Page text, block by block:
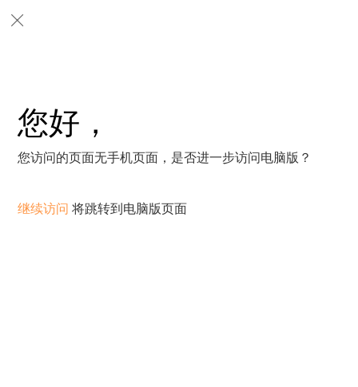
您好，
您访问的页面无手机页面，是否进一步访问电脑版？
继续访问 将跳转到电脑版页面